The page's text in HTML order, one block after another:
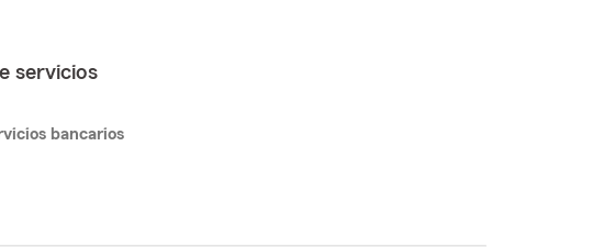
servicios
bancarios